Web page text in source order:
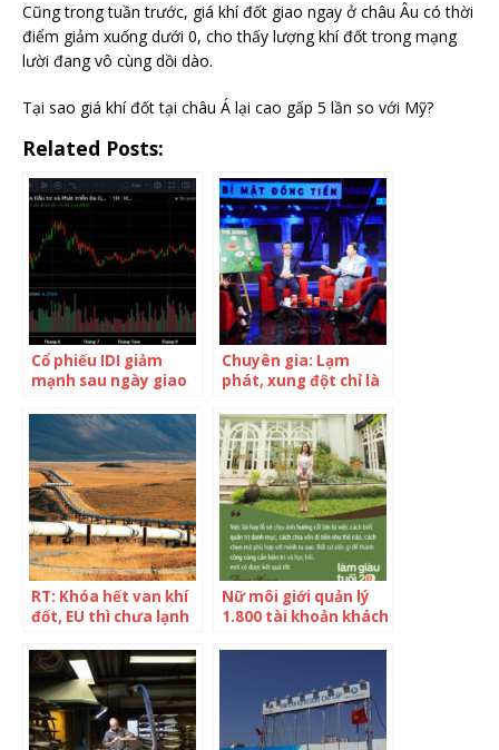
Cũng trong tuần trước, giá khí đốt giao ngay ở châu Âu có thời
điểm giảm xuống dưới 0, cho thấy lượng khí đốt trong mạng
lười đang vô cùng dồi dào.
Tại sao giá khí đốt tại châu Á lại cao gấp 5 lần so với Mỹ?
Related Posts:
Cổ phiếu IDI giảm
mạnh sau ngày giao
quyền nhận cổ tức
Chuyên gia: Lạm
phát, xung đột chỉ là
trị một cổ phiếu tốt
sẽ tăng rất mạnh sau
mỗi khủng hoảng
RT: Khóa hết van khí
đốt, EU thì chưa lạnh
đánh mất rất, rất
nhiều tiền
Nữ môi giới quản lý
1.800 tài khoản khách
tìm mã có lợi nhuận
lớn hơn 50%, nhưng
thị trường hiện tại cơ
hội nhân đôi rất